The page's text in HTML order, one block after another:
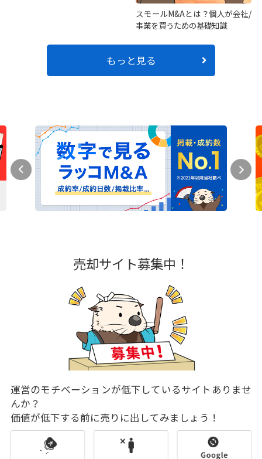
スモールM&Aとは？個人が会社/
事業を買うための基礎知識
もっと見る
売却サイト募集中！
運営のモチベーションが低下しているサイトありませ
んか？
価値が低下する前に売りに出してみましょう！